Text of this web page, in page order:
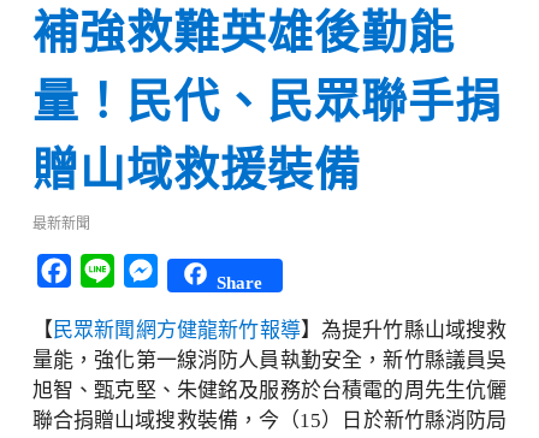
補強救難英雄後勤能
量！民代、民眾聯手捐
贈山域救援裝備
最新新聞
Facebook
Line Messenger
Share
【民眾新聞網方健龍新竹報導】為提升竹縣山域搜救
量能，強化第一線消防人員執勤安全，新竹縣議員吳
旭智、甄克堅、朱健銘及服務於台積電的周先生伉儷
聯合捐贈山域搜救裝備，今（15）日於新竹縣消防局